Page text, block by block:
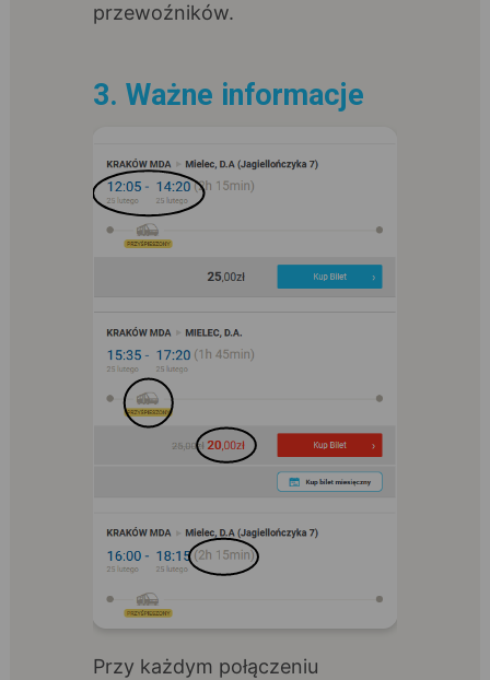
przewoźników.
3. Ważne informacje
Przy każdym połączeniu